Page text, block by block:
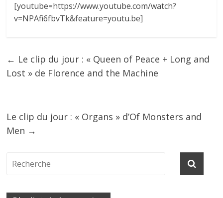
[youtube=https://www.youtube.com/watch?
v=NPAfi6fbvTk&feature=youtu.be]
← Le clip du jour : « Queen of Peace + Long and
Lost » de Florence and the Machine
Le clip du jour : « Organs » d’Of Monsters and
Men →